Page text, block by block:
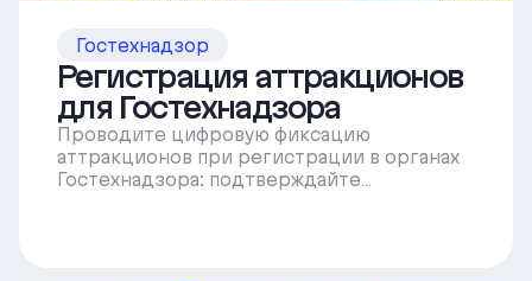
Гостехнадзор
Регистрация аттракционов
для Гостехнадзора
Проводите цифровую фиксацию
аттракционов при регистрации в органах
Гостехнадзора: подтверждайте